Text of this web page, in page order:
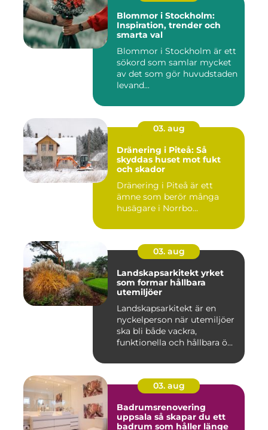
Blommor i Stockholm:
Inspiration, trender och
smarta val
Blommor i Stockholm är ett
sökord som samlar mycket
av det som gör huvudstaden
levand...
03. aug
Dränering i Piteå: Så
skyddas huset mot fukt
och skador
Dränering i Piteå är ett
ämne som berör många
husägare i Norrbo...
03. aug
Landskapsarkitekt yrket
som formar hållbara
utemiljöer
Landskapsarkitekt är en
nyckelperson när utemiljöer
ska bli både vackra,
funktionella och hållbara ö...
03. aug
Badrumsrenovering
uppsala så skapar du ett
badrum som håller länge